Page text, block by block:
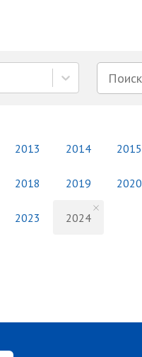
2013 2014 2015
2018 2019 2020
2023 2024